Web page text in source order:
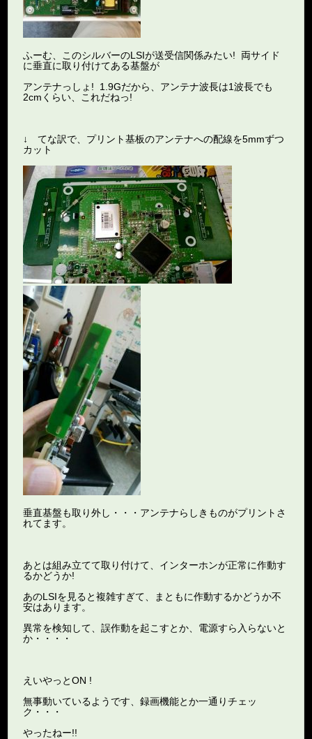
ふーむ、このシルバーのLSIが送受信関係みたい! 両サイド
に垂直に取り付けてある基盤が
アンテナっしょ! 1.9Gだから、アンテナ波長は1波長でも
2cmくらい、これだねっ!
↓ てな訳で、プリント基板のアンテナへの配線を5mmずつ
カット
垂直基盤も取り外し・・・アンテナらしきものがプリントさ
れてます。
あとは組み立てて取り付けて、インターホンが正常に作動す
るかどうか!
あのLSIを見ると複雑すぎて、まともに作動するかどうか不
安はあります。
異常を検知して、誤作動を起こすとか、電源すら入らないと
か・・・・
えいやっとON !
無事動いているようです、録画機能とか一通りチェッ
ク・・・
やったねー!!